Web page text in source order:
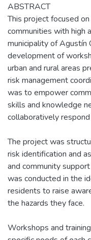
ABSTRACT
This project focused
communities with high
municipality of Agustín
development of
urban and rural areas
risk management
was to empower
skills and knowledge
collaboratively
The project was
risk identification and
and community
was conducted in the
residents to raise
the hazards they face.
Workshops and